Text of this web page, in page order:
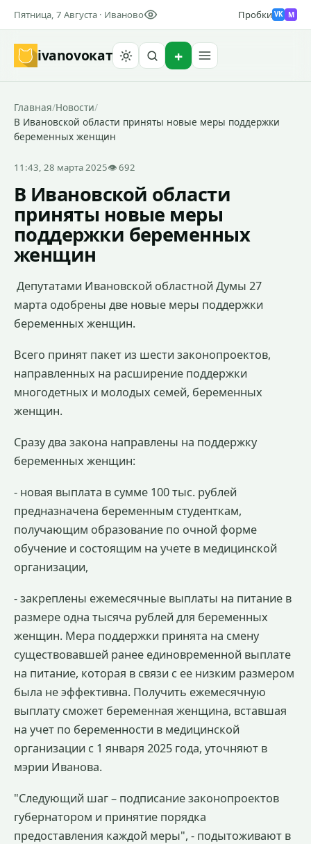
Пятница, 7 Августа · Иваново Пробки VK M
ivanovoкат
Главная/Новости/
В Ивановской области приняты новые меры поддержки
беременных женщин
11:43, 28 марта 2025👁 692
В Ивановской области
приняты новые меры
поддержки беременных
женщин
Депутатами Ивановской областной Думы 27
марта одобрены две новые меры поддержки
беременных женщин.
Всего принят пакет из шести законопроектов,
направленных на расширение поддержки
многодетных и молодых семей, беременных
женщин.
Сразу два закона направлены на поддержку
беременных женщин:
- новая выплата в сумме 100 тыс. рублей
предназначена беременным студенткам,
получающим образование по очной форме
обучение и состоящим на учете в медицинской
организации,
- закреплены ежемесячные выплаты на питание в
размере одна тысяча рублей для беременных
женщин. Мера поддержки принята на смену
существовавшей ранее единовременной выплате
на питание, которая в связи с ее низким размером
была не эффективна. Получить ежемесячную
выплату сможет беременная женщина, вставшая
на учет по беременности в медицинской
организации с 1 января 2025 года, уточняют в
мэрии Иванова.
"Следующий шаг – подписание законопроектов
губернатором и принятие порядка
предоставления каждой меры", - подытоживают в